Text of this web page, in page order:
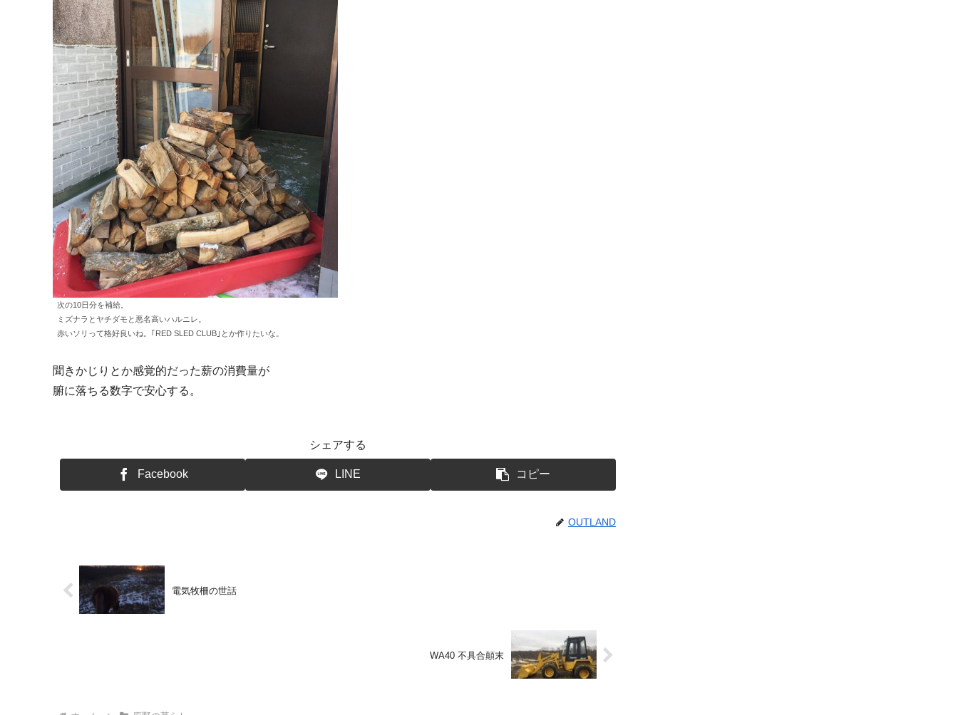
次の10日分を補給。
ミズナラとヤチダモと悪名高いハルニレ。
赤いソリって格好良いね。｢RED SLED CLUB｣とか作りたいな。
聞きかじりとか感覚的だった薪の消費量が
腑に落ちる数字で安心する。
シェアする
Facebook LINE コピー
OUTLAND
電気牧柵の世話
WA40 不具合顛末